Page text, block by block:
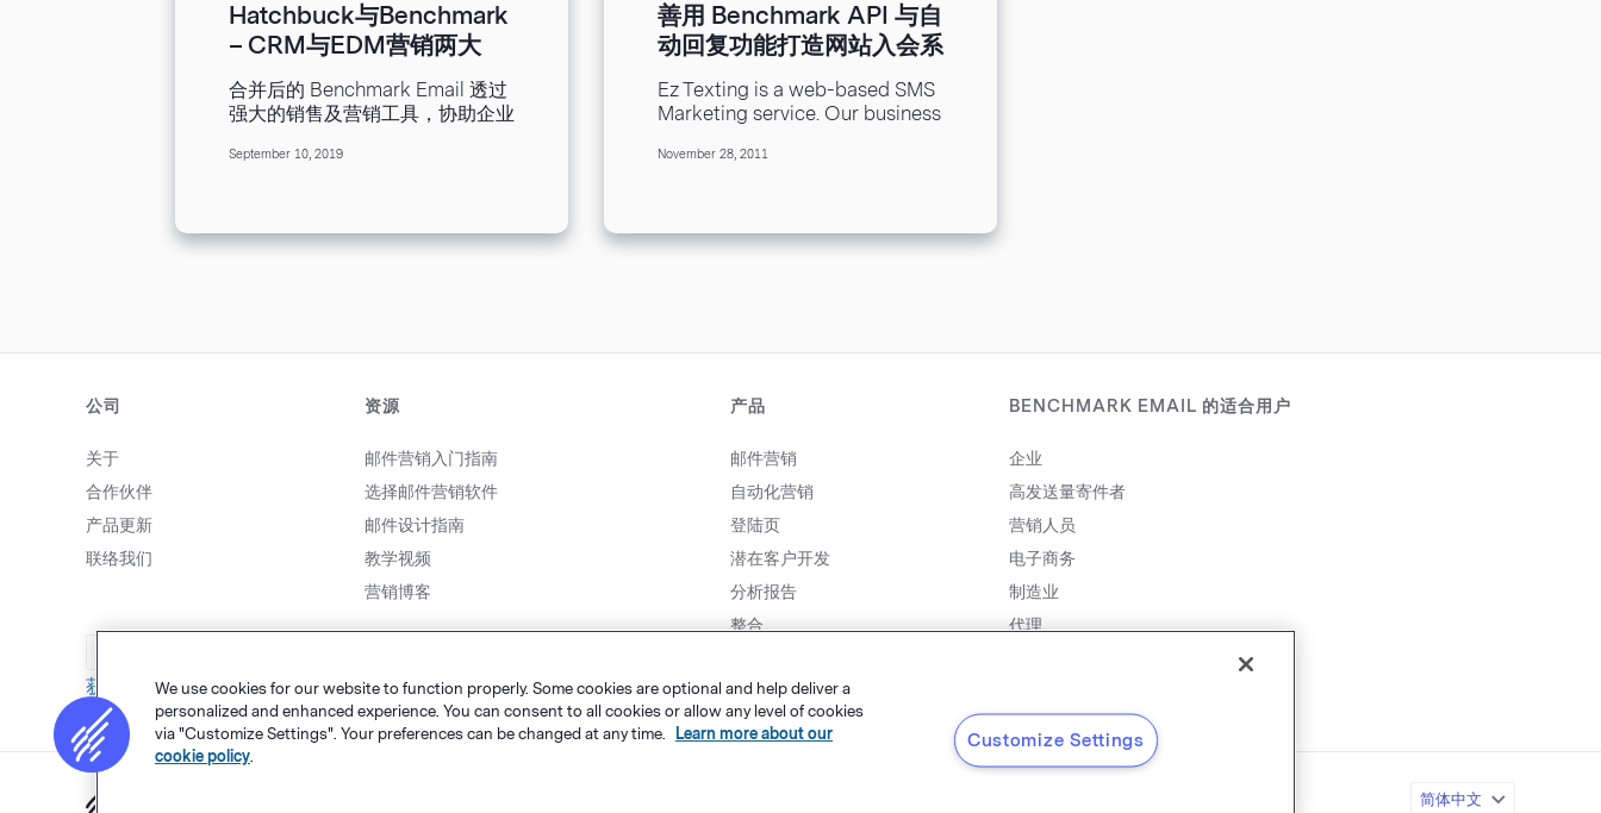
Hatchbuck与Benchmark
– CRM与EDM营销两大
SaaS供应商平台正式合并
合并后的 Benchmark Email 透过
强大的销售及营销工具，协助企业
市，2019 年 9 月 10 日：
Hatchbuck 于 9 月 10 日宣布合
September 10, 2019
善用 Benchmark API 与自
动回复功能打造网站入会系
统
Ez Texting is a web-based SMS
Marketing service. Our business
Benchmark, except we do for...
November 28, 2011
公司
关于
合作伙伴
产品更新
联络我们
获取帮助
资源
邮件营销入门指南
选择邮件营销软件
邮件设计指南
教学视频
营销博客
产品
邮件营销
自动化营销
登陆页
潜在客户开发
分析报告
整合
BENCHMARK EMAIL 的适合用户
企业
高发送量寄件者
营销人员
电子商务
制造业
代理
简体中文
We use cookies for our website to function properly. Some cookies are optional and help deliver a
personalized and enhanced experience. You can consent to all cookies or allow any level of cookies
via "Customize Settings". Your preferences can be changed at any time.
Learn more about our
cookie policy.
Customize Settings